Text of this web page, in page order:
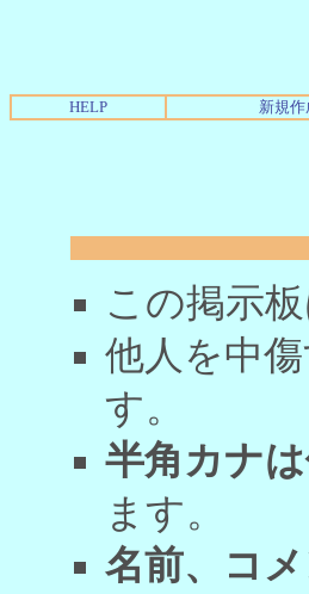
HELP 新規作
この掲示
他人を中
す。
半角カナ
ます。
名前、コ